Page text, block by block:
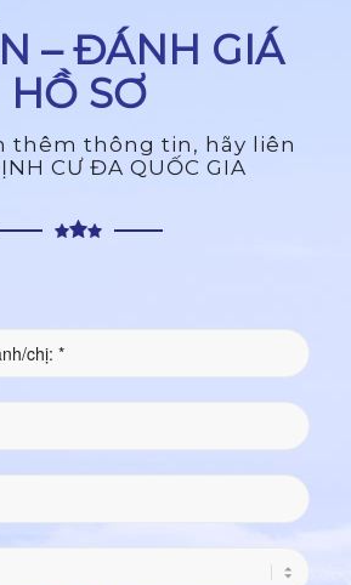
– ĐÁNH GIÁ
HỒ SƠ
thêm thông tin, hãy liên
CƯ ĐA QUỐC GIA